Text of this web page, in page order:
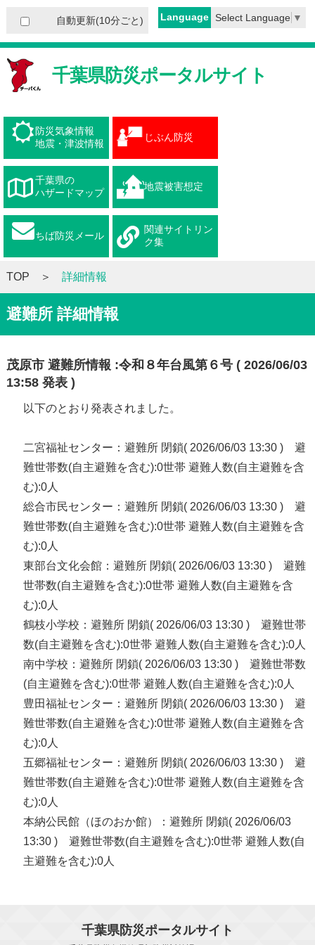
自動更新(10分ごと) Language Select Language ▼
千葉県防災ポータルサイト
防災気象情報
地震・津波情報
じぶん防災
千葉県の
ハザードマップ
地震被害想定
ちば防災メール
関連サイトリン
ク集
TOP 詳細情報
避難所 詳細情報
茂原市 避難所情報 :令和８年台風第６号 ( 2026/06/03
13:58 発表 )
以下のとおり発表されました。
二宮福祉センター：避難所 閉鎖( 2026/06/03 13:30 ) 避
難世帯数(自主避難を含む):0世帯 避難人数(自主避難を含
む):0人
総合市民センター：避難所 閉鎖( 2026/06/03 13:30 ) 避
難世帯数(自主避難を含む):0世帯 避難人数(自主避難を含
む):0人
東部台文化会館：避難所 閉鎖( 2026/06/03 13:30 ) 避難
世帯数(自主避難を含む):0世帯 避難人数(自主避難を含
む):0人
鶴枝小学校：避難所 閉鎖( 2026/06/03 13:30 ) 避難世帯
数(自主避難を含む):0世帯 避難人数(自主避難を含む):0人
南中学校：避難所 閉鎖( 2026/06/03 13:30 ) 避難世帯数
(自主避難を含む):0世帯 避難人数(自主避難を含む):0人
豊田福祉センター：避難所 閉鎖( 2026/06/03 13:30 ) 避
難世帯数(自主避難を含む):0世帯 避難人数(自主避難を含
む):0人
五郷福祉センター：避難所 閉鎖( 2026/06/03 13:30 ) 避
難世帯数(自主避難を含む):0世帯 避難人数(自主避難を含
む):0人
本納公民館（ほのおか館）：避難所 閉鎖( 2026/06/03
13:30 ) 避難世帯数(自主避難を含む):0世帯 避難人数(自
主避難を含む):0人
千葉県防災ポータルサイト